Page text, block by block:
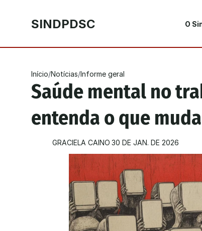
SINDPDSC O
Início/Notícias/Informe geral
Saúde mental no
entenda o que
GRACIELA CAINO 30 DE JAN. DE 2026